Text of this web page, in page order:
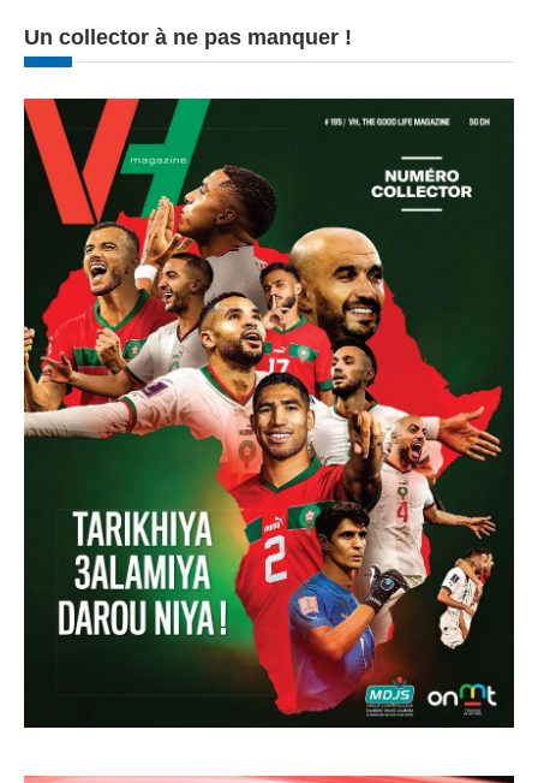
Un collector à ne pas manquer !